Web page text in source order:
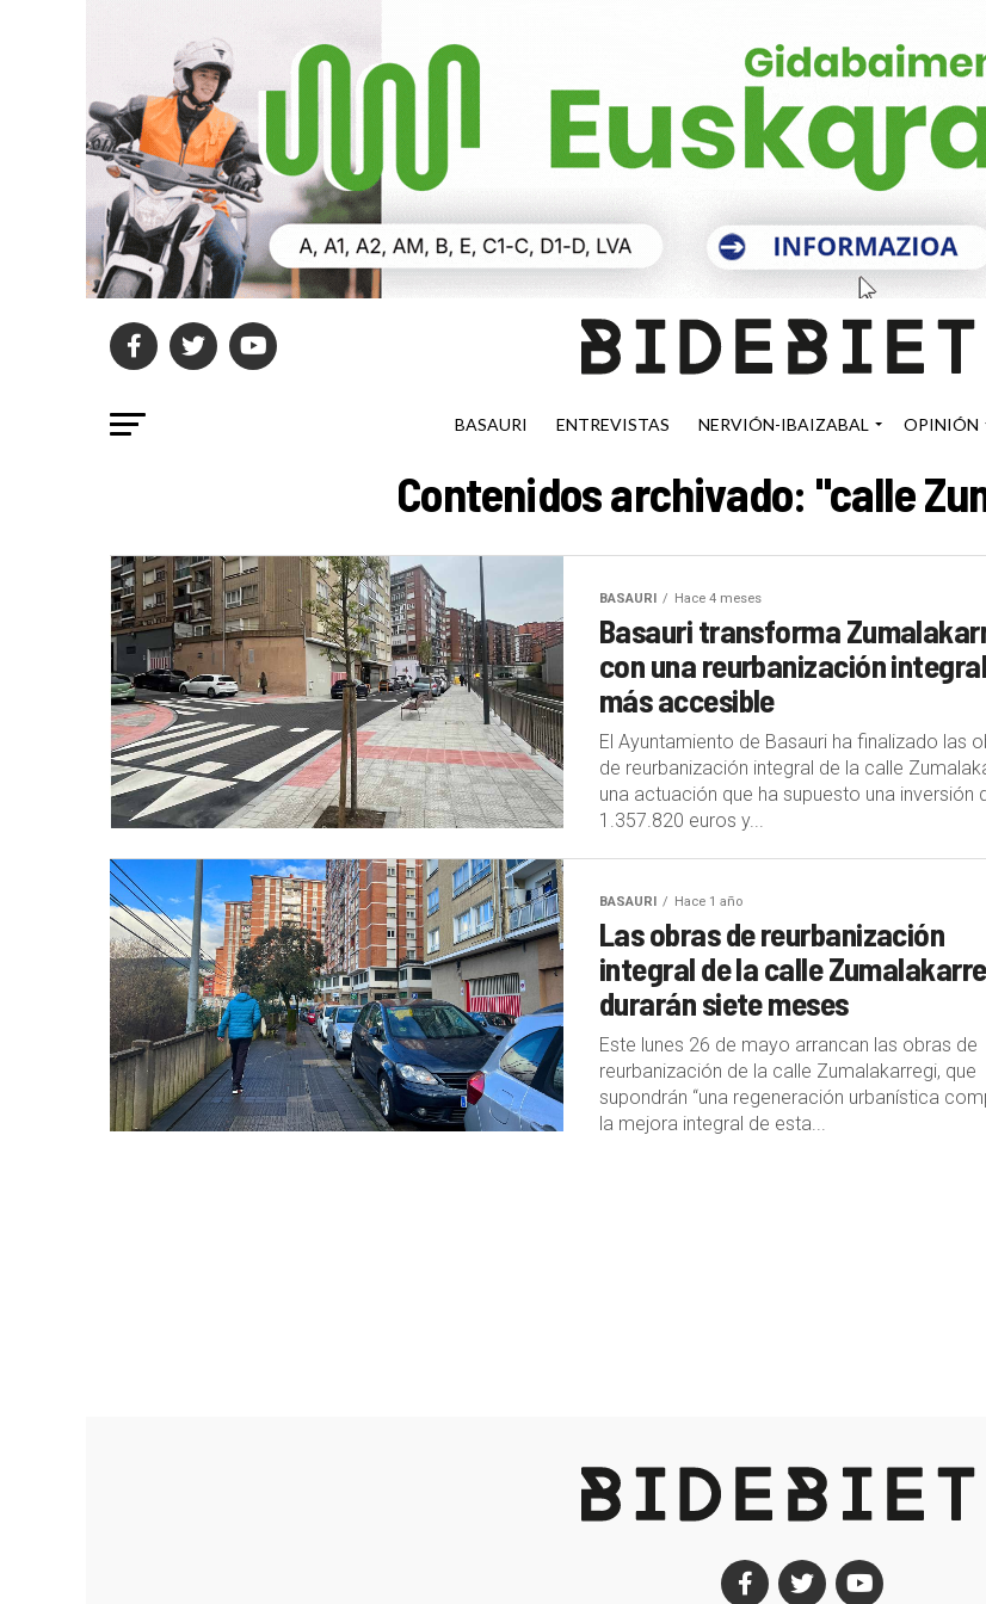
BASAURI ENTREVISTAS NERVIÓN-IBAIZABAL OPINIÓN
Contenidos archivado: "calle
BASAURI Hace 4 meses
Basauri transforma
con una reurbanización
más accesible
El Ayuntamiento de Basauri ha finalizado las
de reurbanización integral de la calle
una actuación que ha supuesto una inversión
1.357.820 euros y...
BASAURI Hace 1 año
Las obras de reurbanización
integral de la calle
durarán siete meses
Este lunes 26 de mayo arrancan las obras de
reurbanización de la calle Zumalakarregi, que
supondrán “una regeneración urbanística
la mejora integral de esta...